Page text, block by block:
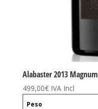
Alabaster 2013 Magnum
499,00€ IVA Incl
Peso